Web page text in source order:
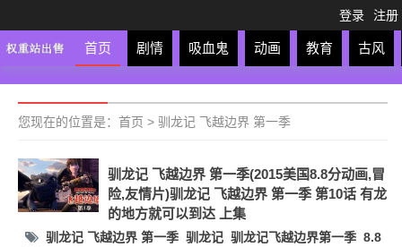
登录 注册
首页 剧情 吸血鬼 动画 教育 古风
轻松 校园 科幻 亲子 格斗 运动 恋爱 竞
您现在的位置是： 首页 > 驯龙记 飞越边界 第一季
驯龙记 飞越边界 第一季(2015美国8.8分动画,冒
险,友情片)驯龙记 飞越边界 第一季 第10话 有龙
的地方就可以到达 上集
驯龙记 飞越边界 第一季 驯龙记 驯龙记飞越边界第一季 8.8